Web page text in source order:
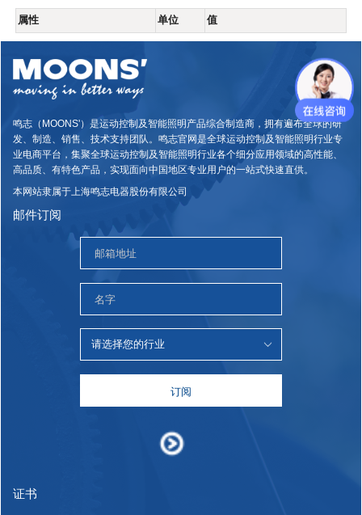
属性 单位 值
鸣志（MOONS'）是运动控制及智能照明产品综合制造商，拥有遍布全球的研
发、制造、销售、技术支持团队。鸣志官网是全球运动控制及智能照明行业专
业电商平台，集聚全球运动控制及智能照明行业各个细分应用领域的高性能、
高品质、有特色产品，实现面向中国地区专业用户的一站式快速直供。
本网站隶属于上海鸣志电器股份有限公司
邮件订阅
订阅
证书